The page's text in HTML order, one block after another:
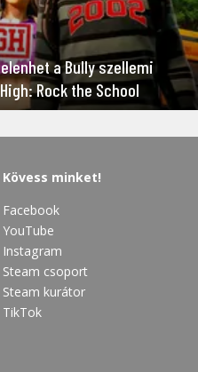
a Bully szellemi
Rock the School
Kövess minket!
Facebook
YouTube
Instagram
Steam csoport
Steam kurátor
TikTok